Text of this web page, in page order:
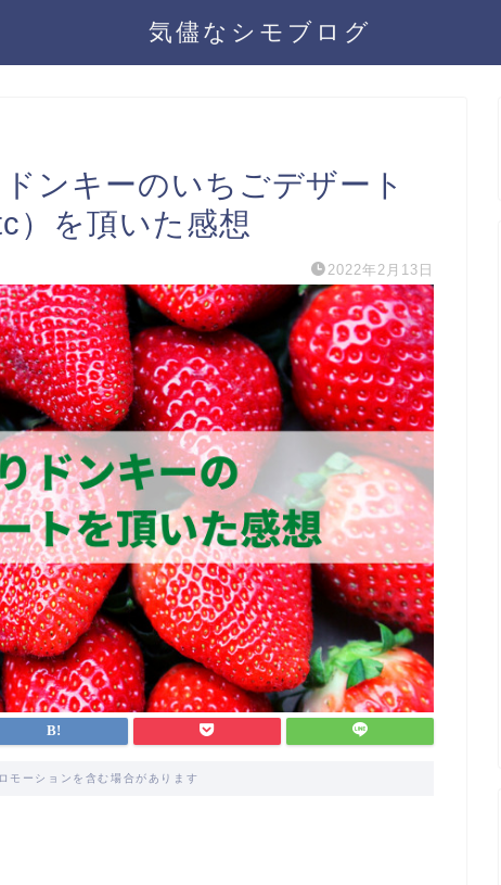
気儘なシモブログ
ンキーのいちごデザート
）を頂いた感想
2022年2月13日
モーションを含む場合があります